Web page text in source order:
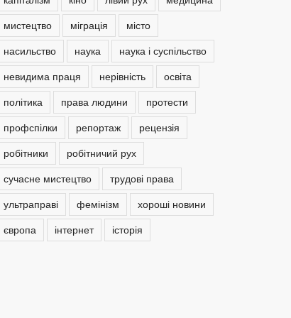
мистецтво
міграція
місто
насильство
наука
наука і суспільство
невидима праця
нерівність
освіта
політика
права людини
протести
профспілки
репортаж
рецензія
робітники
робітничий рух
сучасне мистецтво
трудові права
ультраправі
фемінізм
хороші новини
європа
інтернет історія